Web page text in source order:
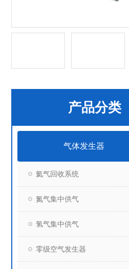
产品分类
气体发生器
氦气回收系统
氮气集中供气
氢气集中供气
零级空气发生器